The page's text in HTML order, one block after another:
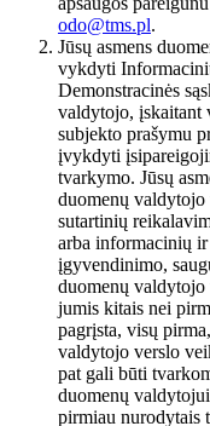
odo@tms.pl.
Jūsų asmens
vykdyti
Demonstracinės
valdytojo, įskaitant
subjekto prašymu
įvykdyti
tvarkymo. Jūsų
duomenų valdytojo
sutartinių
arba informacinių ir
įgyvendinimo,
duomenų valdytojo
jumis kitais nei
pagrįsta, visų
valdytojo verslo
pat gali būti
duomenų
pirmiau nurodytais